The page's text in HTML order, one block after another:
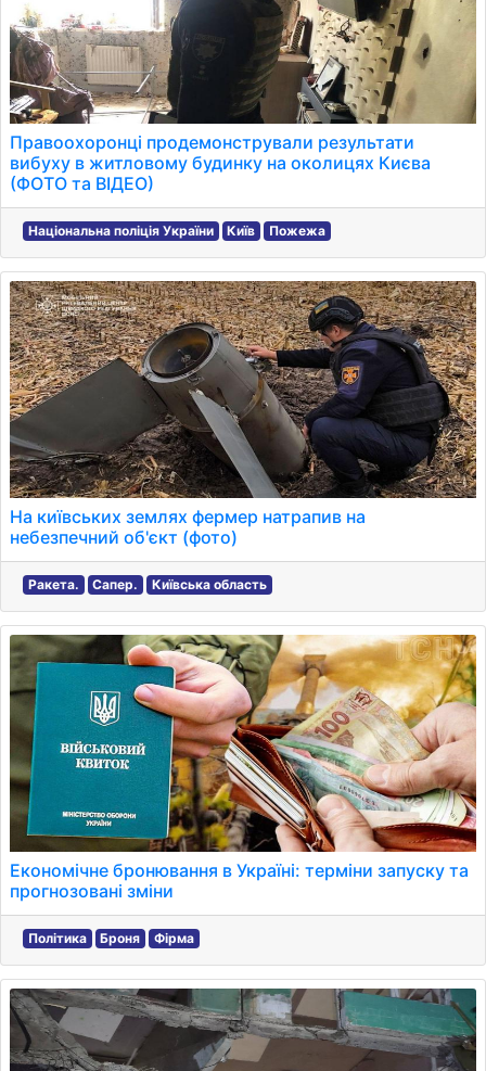
Правоохоронці продемонстрували результати
вибуху в житловому будинку на околицях Києва
(ФОТО та ВІДЕО)
Національна поліція України Київ Пожежа
На київських землях фермер натрапив на
небезпечний об'єкт (фото)
Ракета. Сапер. Київська область
Економічне бронювання в Україні: терміни запуску та
прогнозовані зміни
Політика Броня Фірма